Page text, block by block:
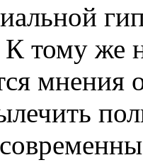
К тому же
мнения